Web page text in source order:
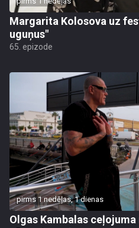
Margarita Kolosova uz
uguņus"
65. epizode
pirms 1 nedēļas, 1 dienas
Olgas Kambalas